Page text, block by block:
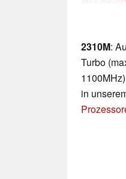
2310M:
Turbo
in